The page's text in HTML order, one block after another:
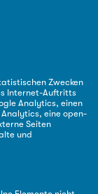
Zwecken
Internet-Auftritts
Analytics, einen
eine open-
Seiten
und